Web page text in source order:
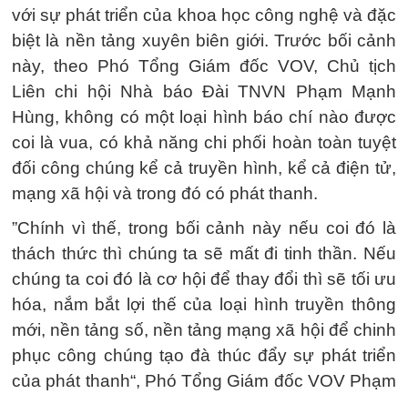
với sự phát triển của khoa học công nghệ và đặc
biệt là nền tảng xuyên biên giới. Trước bối cảnh
này, theo Phó Tổng Giám đốc VOV, Chủ tịch
Liên chi hội Nhà báo Đài TNVN Phạm Mạnh
Hùng, không có một loại hình báo chí nào được
coi là vua, có khả năng chi phối hoàn toàn tuyệt
đối công chúng kể cả truyền hình, kể cả điện tử,
mạng xã hội và trong đó có phát thanh.
”Chính vì thế, trong bối cảnh này nếu coi đó là
thách thức thì chúng ta sẽ mất đi tinh thần. Nếu
chúng ta coi đó là cơ hội để thay đổi thì sẽ tối ưu
hóa, nắm bắt lợi thế của loại hình truyền thông
mới, nền tảng số, nền tảng mạng xã hội để chinh
phục công chúng tạo đà thúc đẩy sự phát triển
của phát thanh“, Phó Tổng Giám đốc VOV Phạm